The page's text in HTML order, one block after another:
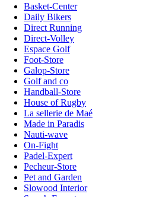
Basket-Center
Daily Bikers
Direct Running
Direct-Volley
Espace Golf
Foot-Store
Galop-Store
Golf and co
Handball-Store
House of Rugby
La sellerie de Maé
Made in Paradis
Nauti-wave
On-Fight
Padel-Expert
Pecheur-Store
Pet and Garden
Slowood Interior